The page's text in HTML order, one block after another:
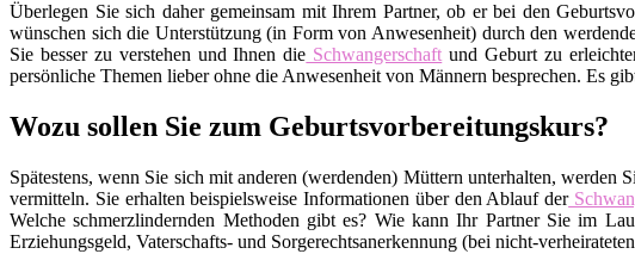
Überlegen Sie sich daher gemeinsam mit Ihrem Partner, ob er bei den
wünschen sich die Unterstützung (in Form von Anwesenheit) durch den
Sie besser zu verstehen und Ihnen die Schwangerschaft und Geburt zu
persönliche Themen lieber ohne die Anwesenheit von Männern besprechen. Es
Wozu sollen Sie zum Geburtsvorbereitungskurs?
Spätestens, wenn Sie sich mit anderen (werdenden) Müttern unterhalten, werden
vermitteln. Sie erhalten beispielsweise Informationen über den Ablauf der
Welche schmerzlindernden Methoden gibt es? Wie kann Ihr Partner Sie im
Erziehungsgeld, Vaterschafts- und Sorgerechtsanerkennung (bei nicht-